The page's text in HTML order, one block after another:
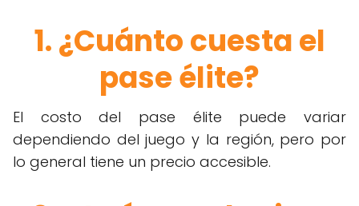
1. ¿Cuánto cuesta el
pase élite?
El costo del pase élite puede variar
dependiendo del juego y la región, pero por
lo general tiene un precio accesible.